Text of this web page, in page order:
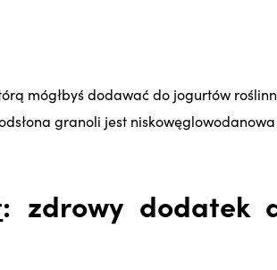
mógłbyś dodawać do jogurtów
granoli jest
: zdrowy dodatek